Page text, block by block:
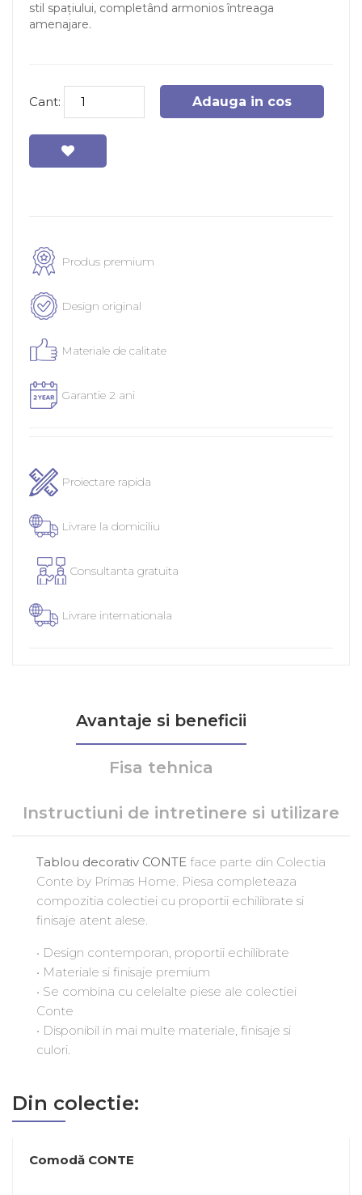
stil spațiului, completând armonios întreaga
amenajare.
Cant: Adauga in cos
Produs premium
Design original
Materiale de calitate
Garantie 2 ani
Proiectare rapida
Livrare la domiciliu
Consultanta gratuita
Livrare internationala
Avantaje si beneficii
Fisa tehnica
Instructiuni de intretinere si utilizare
Tablou decorativ CONTE face parte din Colectia
Conte by Primas Home. Piesa completeaza
compozitia colectiei cu proportii echilibrate si
finisaje atent alese.
• Design contemporan, proportii echilibrate
• Materiale si finisaje premium
• Se combina cu celelalte piese ale colectiei
Conte
• Disponibil in mai multe materiale, finisaje si
culori.
Din colectie:
Comodă CONTE